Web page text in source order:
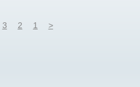
<
1
2
3